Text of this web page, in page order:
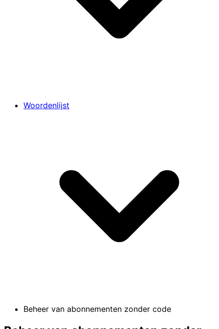
Woordenlijst
Beheer van abonnementen zonder code